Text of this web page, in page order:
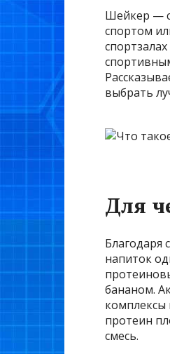
Шейкер —
спортом
выбрать
Для
Благодаря
напиток
бананом.
комплексы
протеин
смесь.